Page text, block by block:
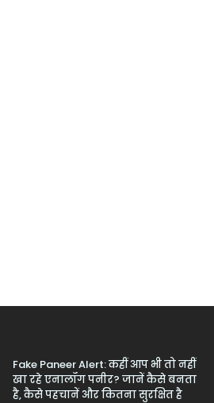
Fake Paneer Alert: कहीं आप भी तो नहीं
खा रहे एनालॉग पनीर? जानें कैसे बनता
है, कैसे पहचानें और कितना सुरक्षित है